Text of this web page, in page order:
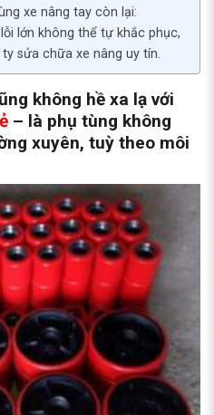
xe nâng tay còn lại:
lớn không thể tự khắc phục,
sửa chữa xe nâng uy tín.
không hề xa lạ với
– là phụ tùng không
xuyên, tuỳ theo môi